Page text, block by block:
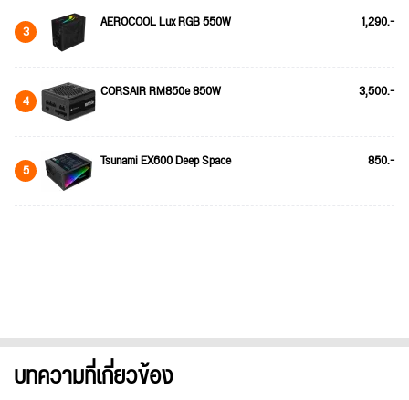
3 AEROCOOL Lux RGB 550W 1,290.-
4 CORSAIR RM850e 850W 3,500.-
5 Tsunami EX600 Deep Space 850.-
บทความที่เกี่ยวข้อง